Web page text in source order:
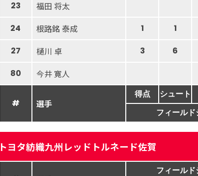
23 福田 将太
24 根路銘 泰成 1
1
27 樋川 卓 3
6
80 今井 寛人
# 選手
得点 シュート
フィールド
トヨタ紡織九州レッドトルネード佐賀
フィールド